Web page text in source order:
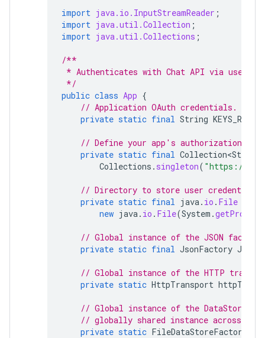
import java.io.InputStreamReader ;
import java.util.Collection ;
import java.util.Collections ;
/**
* Authenticates with Chat API via user
*/
public class App {
// Application OAuth credentials.
private static final String
// Define your app's authorization
private static final Collection<String>
Collections . singleton( "https://
// Directory to store user credentials.
private static final java . io . File
new java . io . File(System .
// Global instance of the JSON
private static final JsonFactory
// Global instance of the HTTP
private static HttpTransport
// Global instance of the
// globally shared instance across
private static FileDataStoreFactory